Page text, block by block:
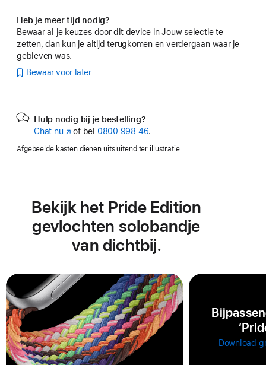
Heb je meer tijd nodig?
Bewaar al je keuzes door dit device in Jouw selectie te
zetten, dan kun je altijd terugkomen en verdergaan waar je
gebleven was.
Bewaar voor later
Hulp nodig bij je bestelling?
Chat nu (Wordt
nieuw
of bel 0800 998 46.
Afgebeelde kasten dienen uitsluitend ter illustratie.
Bekijk het Pride Edition
gevlochten solobandje
van dichtbij.
Download